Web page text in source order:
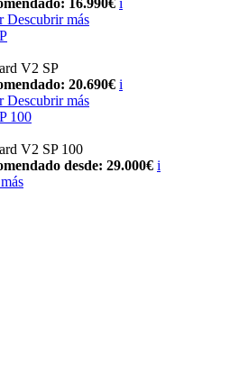
16.990€ i
Descubrir más
V2 SP
20.690€ i
Descubrir más
100
V2 SP 100
desde: 29.000€ i